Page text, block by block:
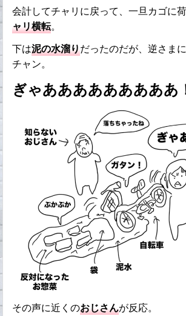
会計してチャリに戻って、一旦カゴに
ャリ横転。
下は泥の水溜りだったのだが、逆さま
チャン。
ぎゃあああああああああ
その声に近くのおじさんが反応。